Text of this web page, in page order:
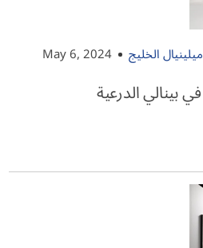
ميلينيال الخليج May 6, 2024
بينالي الدرعية